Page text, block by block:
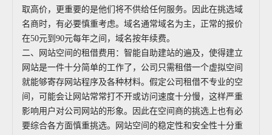
取高价，更重要的是他们将不供给任何服务。因此在挑选域
名商时，有必要慎重考虑。域名通常域名为主，正常的报价
在50元到90元每年之间，域名按年续费。
二、网站空间的租借费用：智能自助建站的遍及，使得建立
网站是一件十分简单的工作了，公司只需租借一个虚拟空间
就能够寄存网站程序及各种材料。假定公司租借不专业的空
间，可能会让网站常常打不开或访问速度十分慢，这样严重
影响用户对公司网站的形象。因此在空间商的挑选上也有必
要综合各方面慎重挑选。网站空间的稳定性和安全性十分重